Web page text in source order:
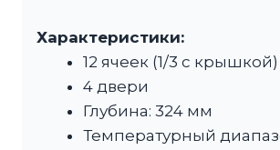
Характеристики:
12 ячеек (1/3 с крышкой)
4 двери
Глубина: 324 мм
Температурный